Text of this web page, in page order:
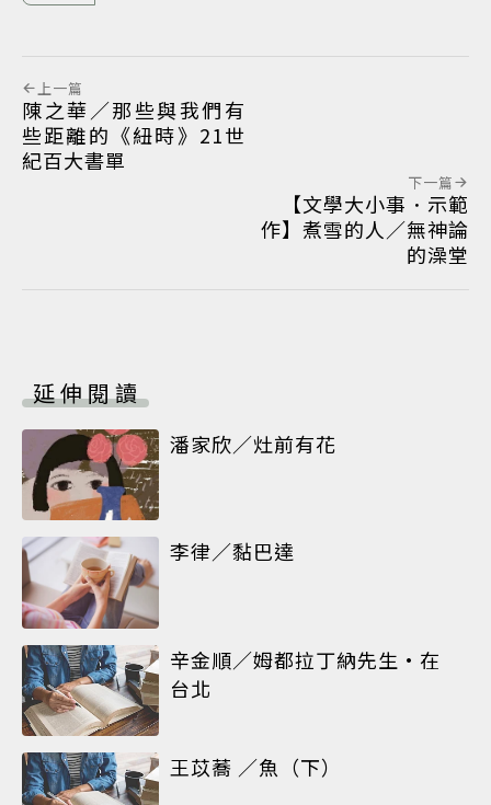
上一篇
陳之華／那些與我們有
些距離的《紐時》21世
紀百大書單
下一篇
【文學大小事．示範
作】煮雪的人／無神論
的澡堂
延伸閱讀
潘家欣／灶前有花
李律／黏巴達
辛金順／姆都拉丁納先生•在
台北
王苡蕎 ／魚（下）